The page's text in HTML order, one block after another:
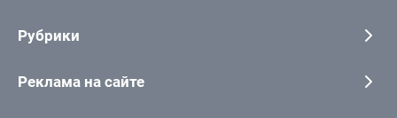
Рубрики
Реклама на сайте